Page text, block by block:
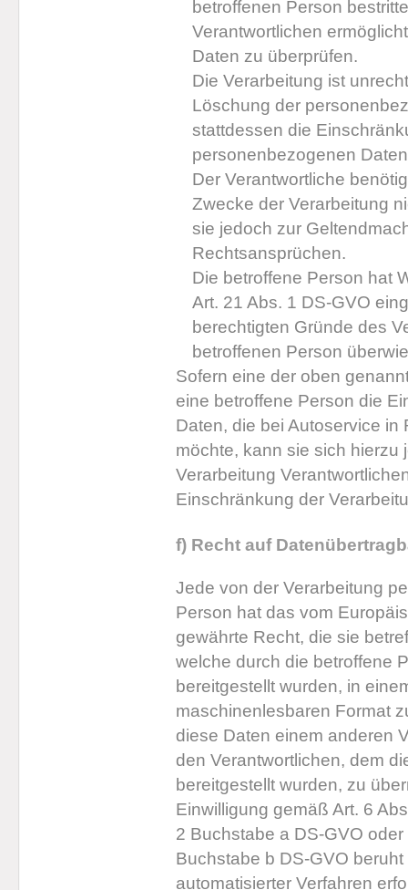
betroffenen Person
Verantwortlichen
Daten zu überprüfen.
Die Verarbeitung ist
Löschung der
stattdessen die
personenbezogenen
Der Verantwortliche
Zwecke der Verarbeitung
sie jedoch zur
Rechtsansprüchen.
Die betroffene Person hat
Art. 21 Abs. 1 DS-GVO
berechtigten Gründe des
betroffenen Person
Sofern eine der oben
eine betroffene Person die
Daten, die bei Autoservice
möchte, kann sie sich hierzu
Verarbeitung
Einschränkung der
f) Recht auf
Jede von der Verarbeitung
Person hat das vom
gewährte Recht, die sie
welche durch die betroffene
bereitgestellt wurden, in
maschinenlesbaren Format
diese Daten einem anderen
den Verantwortlichen, dem
bereitgestellt wurden, zu
Einwilligung gemäß Art. 6
2 Buchstabe a DS-GVO
Buchstabe b DS-GVO
automatisierter Verfahren